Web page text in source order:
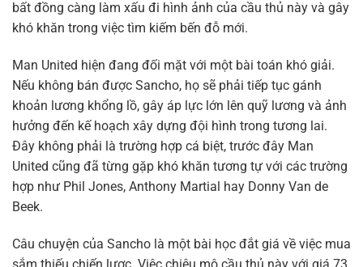
bất đồng càng làm xấu đi hình ảnh của cầu thủ này và gây
khó khăn trong việc tìm kiếm bến đỗ mới.
Man United hiện đang đối mặt với một bài toán khó giải.
Nếu không bán được Sancho, họ sẽ phải tiếp tục gánh
khoản lương khổng lồ, gây áp lực lớn lên quỹ lương và ảnh
hưởng đến kế hoạch xây dựng đội hình trong tương lai.
Đây không phải là trường hợp cá biệt, trước đây Man
United cũng đã từng gặp khó khăn tương tự với các trường
hợp như Phil Jones, Anthony Martial hay Donny Van de
Beek.
Câu chuyện của Sancho là một bài học đắt giá về việc mua